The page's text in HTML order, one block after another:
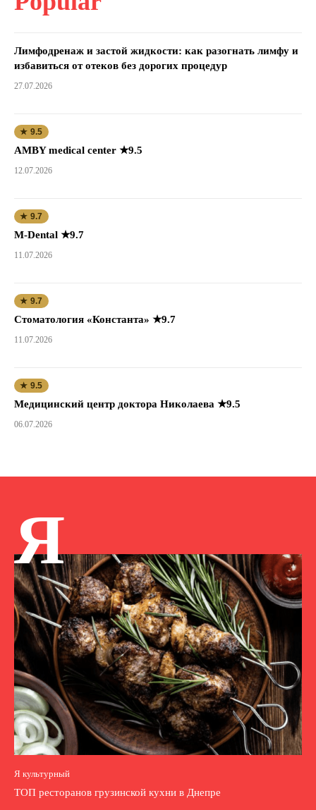
Лимфодренаж и застой жидкости: как разогнать лимфу и
избавиться от отеков без дорогих процедур
27.07.2026
★ 9.5
AMBY medical center ★9.5
12.07.2026
★ 9.7
M-Dental ★9.7
11.07.2026
★ 9.7
Стоматология «Константа» ★9.7
11.07.2026
★ 9.5
Медицинский центр доктора Николаева ★9.5
06.07.2026
Я
Я культурный
ТОП ресторанов грузинской кухни в Днепре